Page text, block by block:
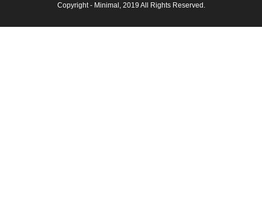
Copyright - Minimal , 2019 All Rights Reserved.